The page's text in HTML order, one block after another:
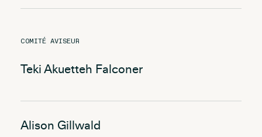
COMITÉ AVISEUR
Teki Akuetteh Falconer
Alison Gillwald